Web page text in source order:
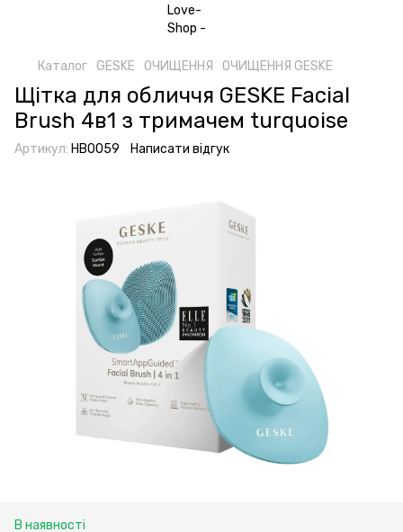
Каталог GESKE ОЧИЩЕННЯ ОЧИЩЕННЯ GESKE
Щітка для обличчя GESKE Facial
Brush 4в1 з тримачем turquoise
Артикул: HB0059 Написати відгук
В наявності